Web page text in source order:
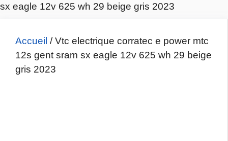
sx eagle 12v 625 wh 29 beige gris 2023
Accueil / Vtc electrique corratec e power mtc
12s gent sram sx eagle 12v 625 wh 29 beige
gris 2023